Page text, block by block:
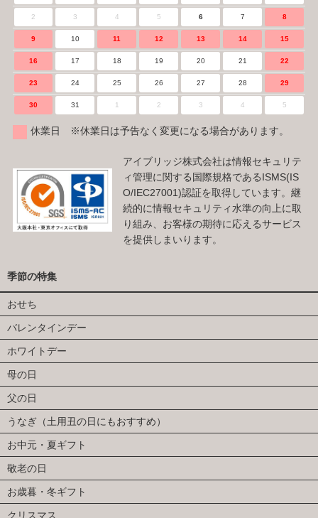
2 3 4 5 6 7 8
9 10 11 12 13 14 15
16 17 18 19 20 21 22
23 24 25 26 27 28 29
30 31 1 2 3 4 5
休業日 ※休業日は予告なく変更になる場合があります。
アイブリッジ株式会社は情報セキュリテ
ィ管理に関する国際規格であるISMS(IS
O/IEC27001)認証を取得しています。継
続的に情報セキュリティ水準の向上に取
り組み、お客様の期待に応えるサービス
を提供しまいります。
季節の特集
おせち
バレンタインデー
ホワイトデー
母の日
父の日
うなぎ（土用丑の日にもおすすめ）
お中元・夏ギフト
敬老の日
お歳暮・冬ギフト
クリスマス